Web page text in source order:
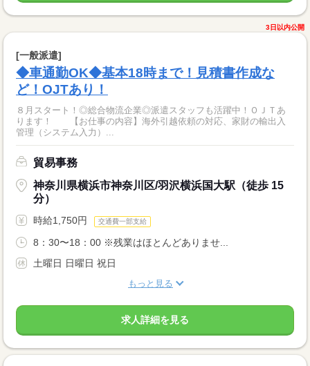
3日以内公開
[一般派遣]
◆車通勤OK◆基本18時まで！見積書作成な
ど！OJTあり！
８月スタート！◎総合物流企業◎派遣スタッフも活躍中！ＯＪＴあ
ります！ 【お仕事の内容】海外引越依頼の対応、家財の輸出入
管理（システム入力）...
貿易事務
神奈川県横浜市神奈川区/羽沢横浜国大駅（徒歩 15
分）
時給1,750円 交通費一部支給
8：30〜18：00 ※残業はほとんどありませ...
土曜日 日曜日 祝日
もっと見る
求人詳細を見る